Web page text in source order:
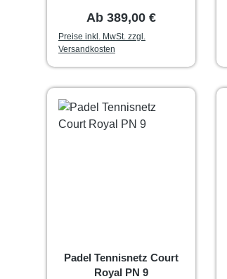
Regulärer Preis:
Ab 389,00 €
Preise inkl. MwSt. zzgl.
Versandkosten
Padel Tennisnetz Court
Royal PN 9